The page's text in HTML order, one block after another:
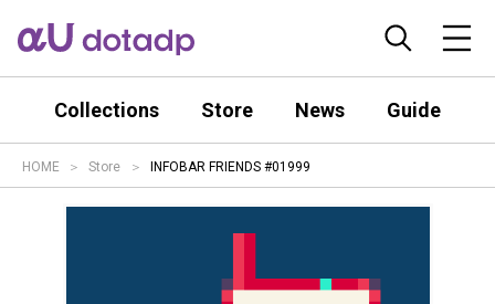
Collections Store News Guide
HOME Store INFOBAR FRIENDS #01999